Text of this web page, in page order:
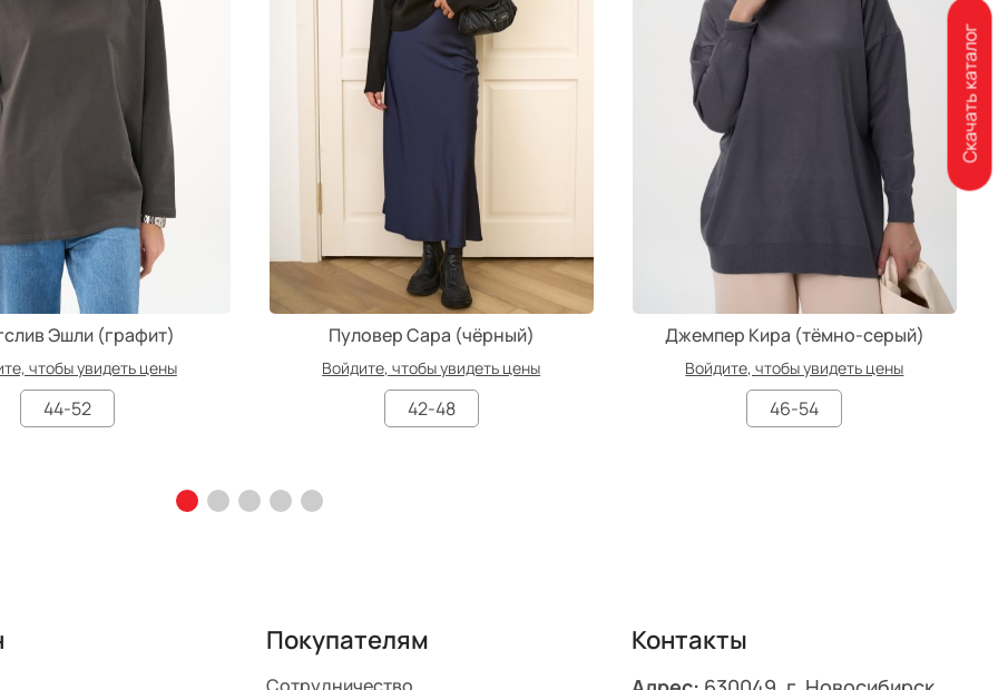
Эшли (графит)
чтобы увидеть цены
44-52
Пуловер Сара (чёрный)
Войдите, чтобы увидеть цены
42-48
Джемпер Кира (тёмно-серый)
Войдите, чтобы увидеть цены
46-54
Покупателям Контакты
Скачать каталог